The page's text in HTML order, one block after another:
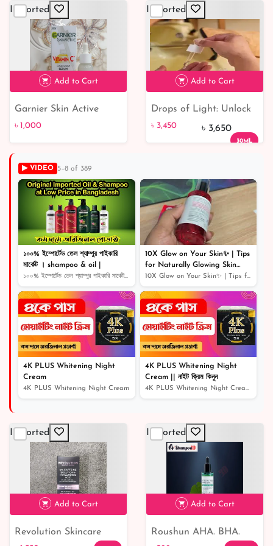
Imported
Add to Cart
Garnier Skin Active
Vitamin C Anti-Blemish
Solution for Flawless
Skin
৳ 1,000
Imported
Add to Cart
Drops of Light: Unlock
Your Skin's Radiance
with Our Brightening
৳ 3,450 ৳ 3,650
30ML
▶ VIDEO 5–8 of 389
১০০% ইম্পোর্টেড তেল শ্যাম্পুর পাইকারি
মার্কেট । shampoo & oil |
১০০% ইম্পোর্টেড তেল শ্যাম্পুর পাইকারি মার্কেট । shampoo...
10X Glow on Your Skin✨ | Tips
for Naturally Glowing Skin
Home Remedy | Skin Care
Routine
10X Glow on Your Skin✨ | Tips for Naturally Glowing Sk...
4K PLUS Whitening Night
Cream
4K PLUS Whitening Night Cream
4K PLUS Whitening Night
Cream || নাইট ক্রিম কিনুন
4K PLUS Whitening Night Cream || নাইট ক্রিম কিনুন
Imported
Add to Cart
Revolution Skincare
Imported
Add to Cart
Roushun AHA. BHA.